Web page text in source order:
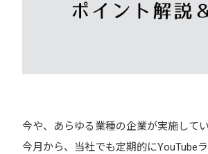
今や、あらゆる業種の企業が実施して
今月から、当社でも定期的にYouTube